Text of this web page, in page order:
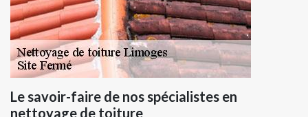
Le savoir-faire de nos spécialistes en
nettoyage de toiture